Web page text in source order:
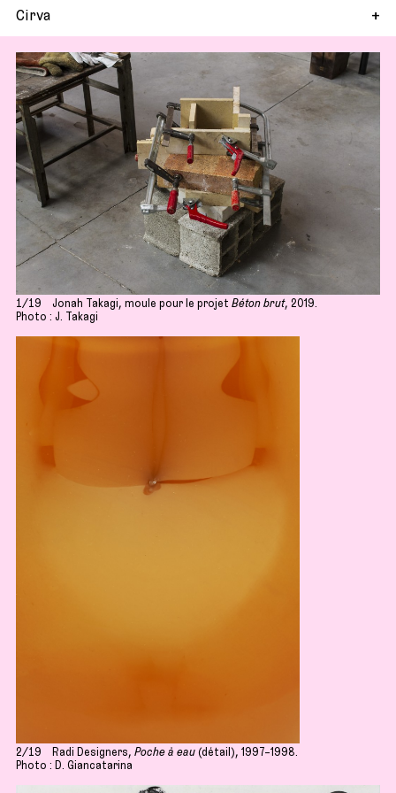
Cirva
1/19 Jonah Takagi, moule pour le projet Béton brut, 2019.
Photo : J. Takagi
2/19 Radi Designers, Poche à eau (détail), 1997–1998.
Photo : D. Giancatarina